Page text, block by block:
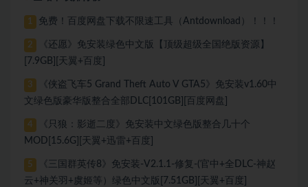
1 免费！百度网盘下载不限速工具（Antdownload）！！！
2
《还愿》免安装绿色中文版【顶级超级全国绝版资源】
[7.9GB][天翼+百度]
3
《侠盗飞车5 Grand Theft Auto V GTA5》免安装v1.60中
文绿色版豪华版整合全部DLC[101GB][百度网盘]
4
《只狼：影逝二度》免安装中文绿色版整合几十个
MOD[15.6G][天翼+迅雷+百度]
5
《三国群英传8》免安装-V2.1.1-修复-(官中+全DLC-神赵
云+神关羽+虞姬等）绿色中文版[7.51GB][天翼+百度]